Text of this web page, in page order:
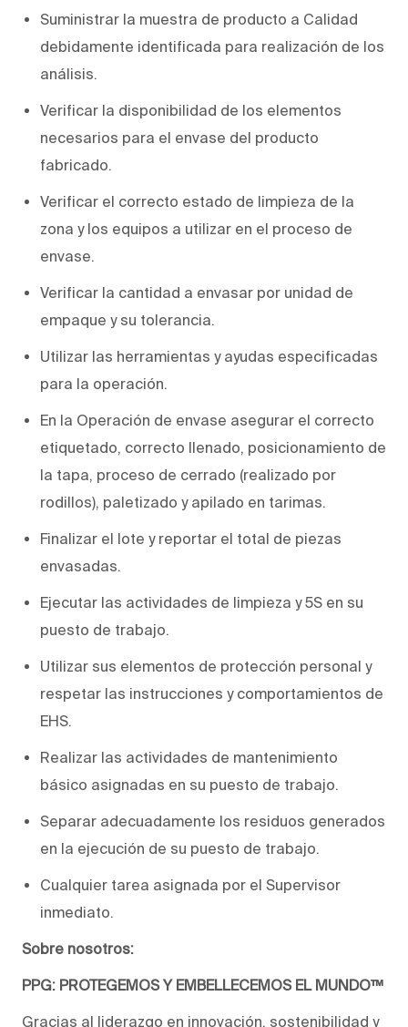
Suministrar la muestra de producto a Calidad
debidamente identificada para realización de los
análisis.
Verificar la disponibilidad de los elementos
necesarios para el envase del producto
fabricado.
Verificar el correcto estado de limpieza de la
zona y los equipos a utilizar en el proceso de
envase.
Verificar la cantidad a envasar por unidad de
empaque y su tolerancia.
Utilizar las herramientas y ayudas especificadas
para la operación.
En la Operación de envase asegurar el correcto
etiquetado, correcto llenado, posicionamiento de
la tapa, proceso de cerrado (realizado por
rodillos), paletizado y apilado en tarimas.
Finalizar el lote y reportar el total de piezas
envasadas.
Ejecutar las actividades de limpieza y 5S en su
puesto de trabajo.
Utilizar sus elementos de protección personal y
respetar las instrucciones y comportamientos de
EHS.
Realizar las actividades de mantenimiento
básico asignadas en su puesto de trabajo.
Separar adecuadamente los residuos generados
en la ejecución de su puesto de trabajo.
Cualquier tarea asignada por el Supervisor
inmediato.
Sobre nosotros:
PPG: PROTEGEMOS Y EMBELLECEMOS EL MUNDO™
Gracias al liderazgo en innovación, sostenibilidad y